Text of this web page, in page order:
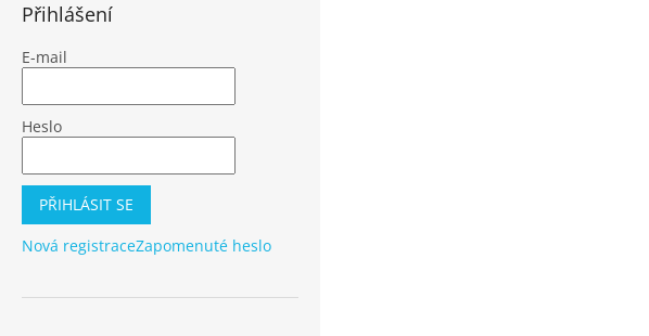
Přihlášení
E-mail
Heslo
PŘIHLÁSIT SE
Nová registraceZapomenuté heslo